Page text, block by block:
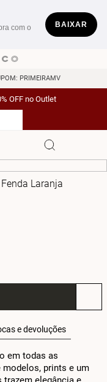
com o
BAIXAR
PRIMEIRAMV
OFF no Outlet
Laranja
e devoluções
em todas as
modelos, prints e um